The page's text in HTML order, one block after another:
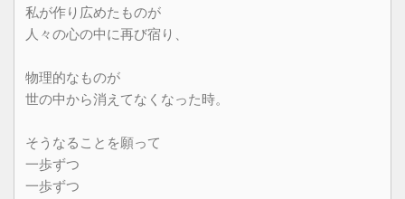
私が作り広めたものが
人々の心の中に再び宿り、
物理的なものが
世の中から消えてなくなった時。
そうなることを願って
一歩ずつ
一歩ずつ